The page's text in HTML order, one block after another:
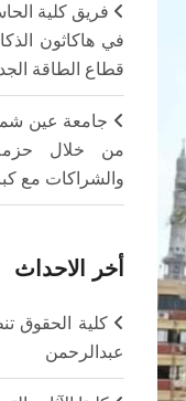
فريق كلية
في هاكاثون
قطاع الطاقة
جامعة عين
من خلال حزمة
والشراكات مع
أخر الاحداث
كلية الحقوق
عبدالرحمن